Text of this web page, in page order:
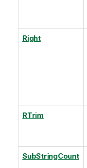
Right
RTrim
SubStringCount